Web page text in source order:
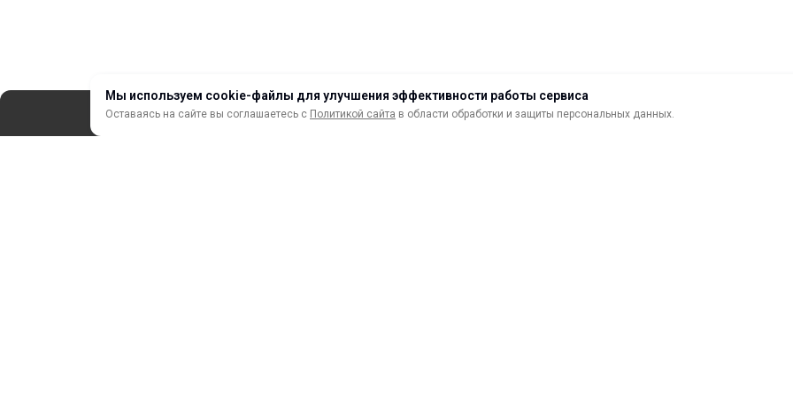
Мы используем cookie-файлы для улучшения эффективности работы сервиса
Оставаясь на сайте вы соглашаетесь с Политикой сайта в области обработки и защиты персональных данных.